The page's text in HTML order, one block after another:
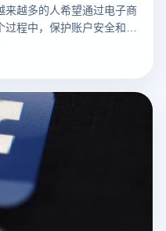
来越多的人希望通过电子商
程中，保护账户安全和防
因素。为了解决这一问
了电商从业者的有力助